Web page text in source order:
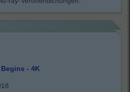
- 4K